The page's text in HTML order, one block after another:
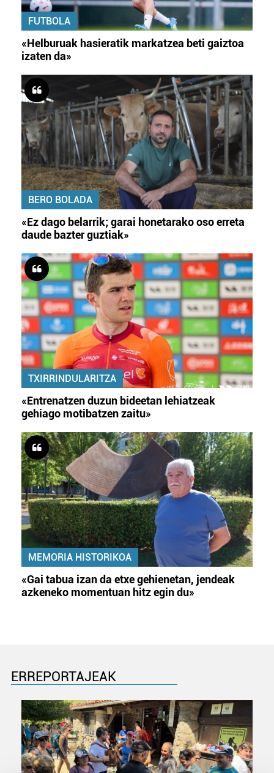
FUTBOLA
«Helburuak hasieratik markatzea beti gaiztoa
izaten da»
BERO BOLADA
«Ez dago belarrik; garai honetarako oso erreta
daude bazter guztiak»
TXIRRINDULARITZA
«Entrenatzen duzun bideetan lehiatzeak
gehiago motibatzen zaitu»
MEMORIA HISTORIKOA
«Gai tabua izan da etxe gehienetan, jendeak
azkeneko momentuan hitz egin du»
ERREPORTAJEAK